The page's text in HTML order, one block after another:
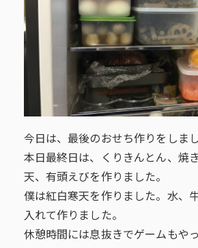
今日は、最後のおせち作りをしまし
本日最終日は、くりきんとん、焼
天、有頭えびを作りました。
僕は紅白寒天を作りました。水、
入れて作りました。
休憩時間には息抜きでゲームもや